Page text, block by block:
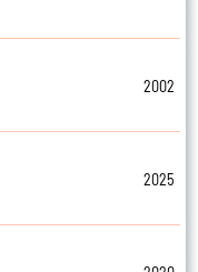
2002
2025